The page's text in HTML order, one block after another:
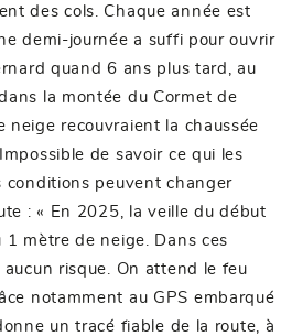
des cols. Chaque année est
demi-journée a suffi pour ouvrir
quand 6 ans plus tard, au
la montée du Cormet de
neige recouvraient la chaussée
de savoir ce qui les
conditions peuvent changer
: « En 2025, la veille du début
1 mètre de neige. Dans ces
risque. On attend le feu
notamment au GPS embarqué
un tracé fiable de la route, à